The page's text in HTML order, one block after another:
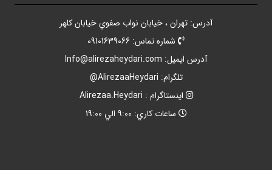
آدرس: تهران ، خيابان نواب صفوي خيابان کلهر
شماره تماس: 09101639066
آدرس ايميل: Info@alirezaheydari.com
تلگرام: AlirezaaHeydari@
اينستاگرام : Alirezaa.Heydari
ساعات کاري: 9:00 الي 19:00